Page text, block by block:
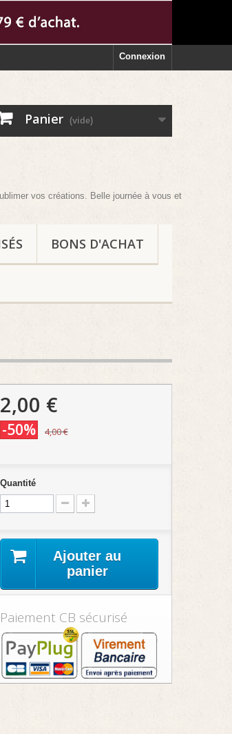
Connexion
Panier (vide)
Belle journée à vous et au plaisir !
BONS D'ACHAT
2,00 €
-50% 4,00 €
Quantité
Ajouter au
panier
Paiement CB sécurisé